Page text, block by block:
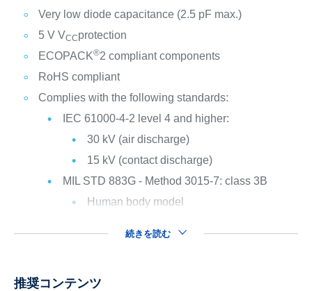
Very low diode capacitance (2.5 pF max.)
5 V VCCprotection
ECOPACK®2 compliant components
RoHS compliant
Complies with the following standards:
IEC 61000-4-2 level 4 and higher:
30 kV (air discharge)
15 kV (contact discharge)
MIL STD 883G - Method 3015-7: class 3B
Human body model
続きを読む
推奨コンテンツ